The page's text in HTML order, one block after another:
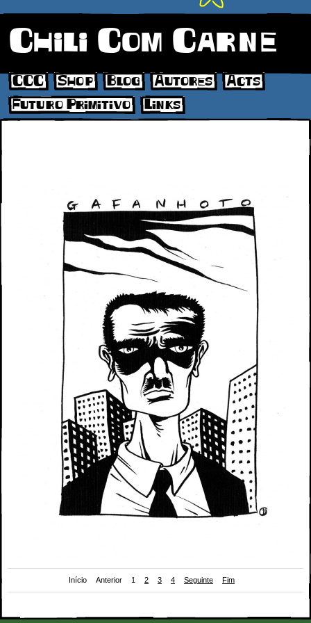
Chili Com Carne
CCC Shop Blog Autores
Acts
Futuro Primitivo
Links
Início Anterior 1 2 3 4 Seguinte Fim